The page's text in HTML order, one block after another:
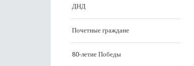
ДНД
Почетные граждане
80-летие Победы